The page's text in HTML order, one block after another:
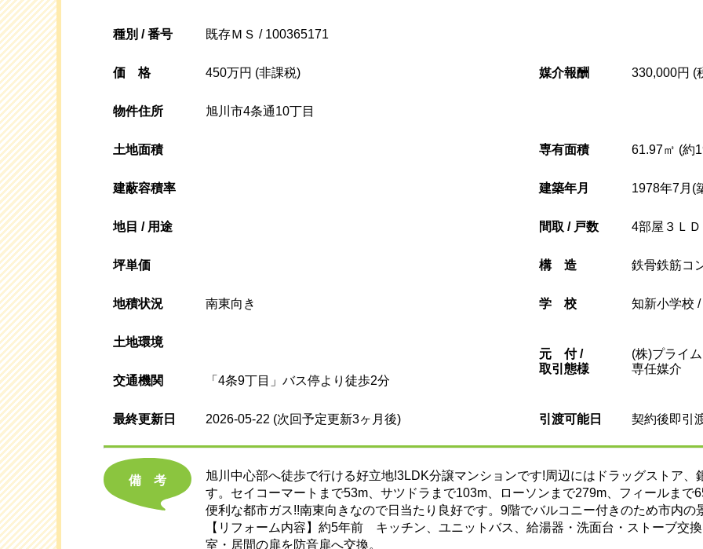
種別 / 番号 既存ＭＳ / 100365171
価格 450万円 (非課税) 媒介報酬 330,000円 (
物件住所 旭川市4条通10丁目
土地面積 専有面積 61.97㎡ (約
建蔽容積率 建築年月 1978年7月(
地目 / 用途 間取 / 戸数 4部屋３Ｌ
坪単価 構造 鉄骨鉄筋コ
地積状況 南東向き 学校 知新小学校
土地環境
元 付 /
取引態様
(株)プライ
専任媒介
交通機関
「4条9丁目」バス停より徒歩2分
最終更新日 2026-05-22 (次回予定更新3ヶ月後) 引渡可能日 契約後即引
備考
旭川中心部へ徒歩で行ける好立地!3LDK分譲マンションです!周辺にはドラッグストア
す。セイコーマートまで53m、サツドラまで103m、ローソンまで279m、フィールまで
便利な都市ガス!!南東向きなので日当たり良好です。9階でバルコニー付きのため市内の
【リフォーム内容】約5年前 キッチン、ユニットバス、給湯器・洗面台・ストーブ交
室・居間の扉を防音扉へ交換。